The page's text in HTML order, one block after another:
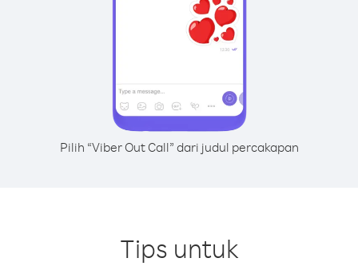
Pilih “Viber Out Call” dari judul percakapan
Tips untuk